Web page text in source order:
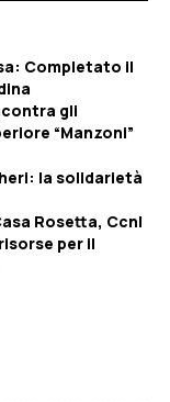
Completato il
gli
“Manzoni”
la solidarietà
Rosetta, Ccnl
per il